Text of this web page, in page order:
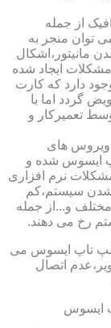
از جمله
توان منجر به
مانیتور،اشکال
ایجاد شده
دارد که کارت
گردد اما با
تعمیرکار و
های
ایسوس شده و
نرم افزاری
سیستم،کم
و...از جمله
رخ می دهند.
لپ تاپ ایسوس می
اتصال
ایسوس